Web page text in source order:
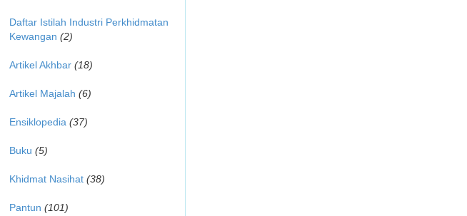
Daftar Istilah Industri Perkhidmatan
Kewangan (2)
Artikel Akhbar (18)
Artikel Majalah (6)
Ensiklopedia (37)
Buku (5)
Khidmat Nasihat (38)
Pantun (101)